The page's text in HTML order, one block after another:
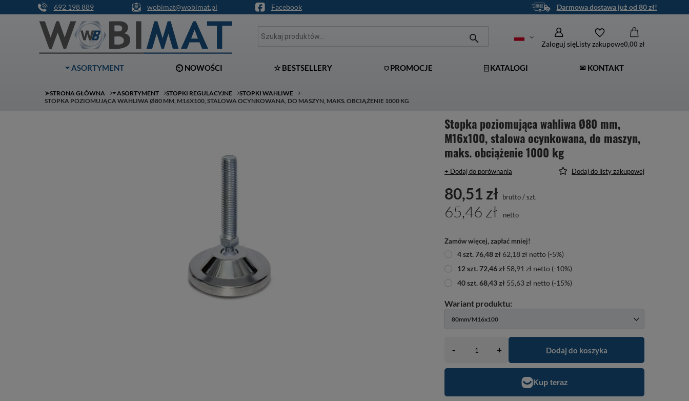
692 198 889 wobimat@wobimat.pl Facebook Darmowa dostawa już od 80 zł!
Zaloguj sięListy zakupowe0,00 zł
⏷ ASORTYMENT ⏲ NOWOŚCI ☆ BESTSELLERY ⛉ PROMOCJE ⌸ KATALOGI ✉ KONTAKT
➤STRONA GŁÓWNA ⏷ ASORTYMENT STOPKI REGULACYJNE
STOPKI WAHLIWE
STOPKA POZIOMUJĄCA WAHLIWA Ø80 MM, M16X100, STALOWA OCYNKOWANA, DO MASZYN, MAKS. OBCIĄŻENIE 1000 KG
Stopka poziomująca wahliwa Ø80 mm,
M16x100, stalowa ocynkowana, do maszyn,
maks. obciążenie 1000 kg
+ Dodaj do porównania Dodaj do listy zakupowej
80mm/M16x100
- + Dodaj do koszyka
80,51 zł brutto/szt.
65,46 zł netto
Zamów więcej, zapłać mniej!
4szt.76,48 zł 62,18 zł netto (-5%)
12szt.72,46 zł 58,91 zł netto (-10%)
40szt.68,43 zł 55,63 zł netto (-15%)